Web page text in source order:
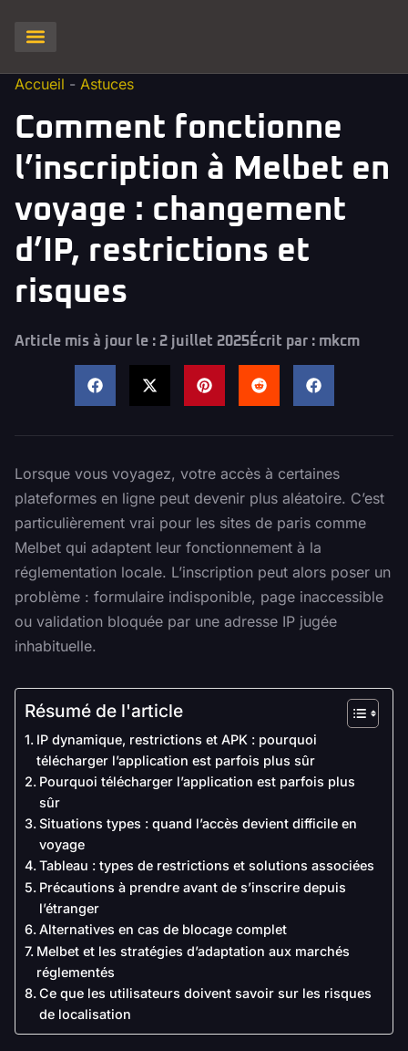
Accueil - Astuces
Comment fonctionne
l’inscription à Melbet en
voyage : changement
d’IP, restrictions et
risques
Article mis à jour le : 2 juillet 2025Écrit par : mkcm
Lorsque vous voyagez, votre accès à certaines
plateformes en ligne peut devenir plus aléatoire. C’est
particulièrement vrai pour les sites de paris comme
Melbet qui adaptent leur fonctionnement à la
réglementation locale. L’inscription peut alors poser un
problème : formulaire indisponible, page inaccessible
ou validation bloquée par une adresse IP jugée
inhabituelle.
Résumé de l'article
IP dynamique, restrictions et APK : pourquoi
télécharger l’application est parfois plus sûr
Pourquoi télécharger l’application est parfois plus
sûr
Situations types : quand l’accès devient difficile en
voyage
Tableau : types de restrictions et solutions associées
Précautions à prendre avant de s’inscrire depuis
l’étranger
Alternatives en cas de blocage complet
Melbet et les stratégies d’adaptation aux marchés
réglementés
Ce que les utilisateurs doivent savoir sur les risques
de localisation